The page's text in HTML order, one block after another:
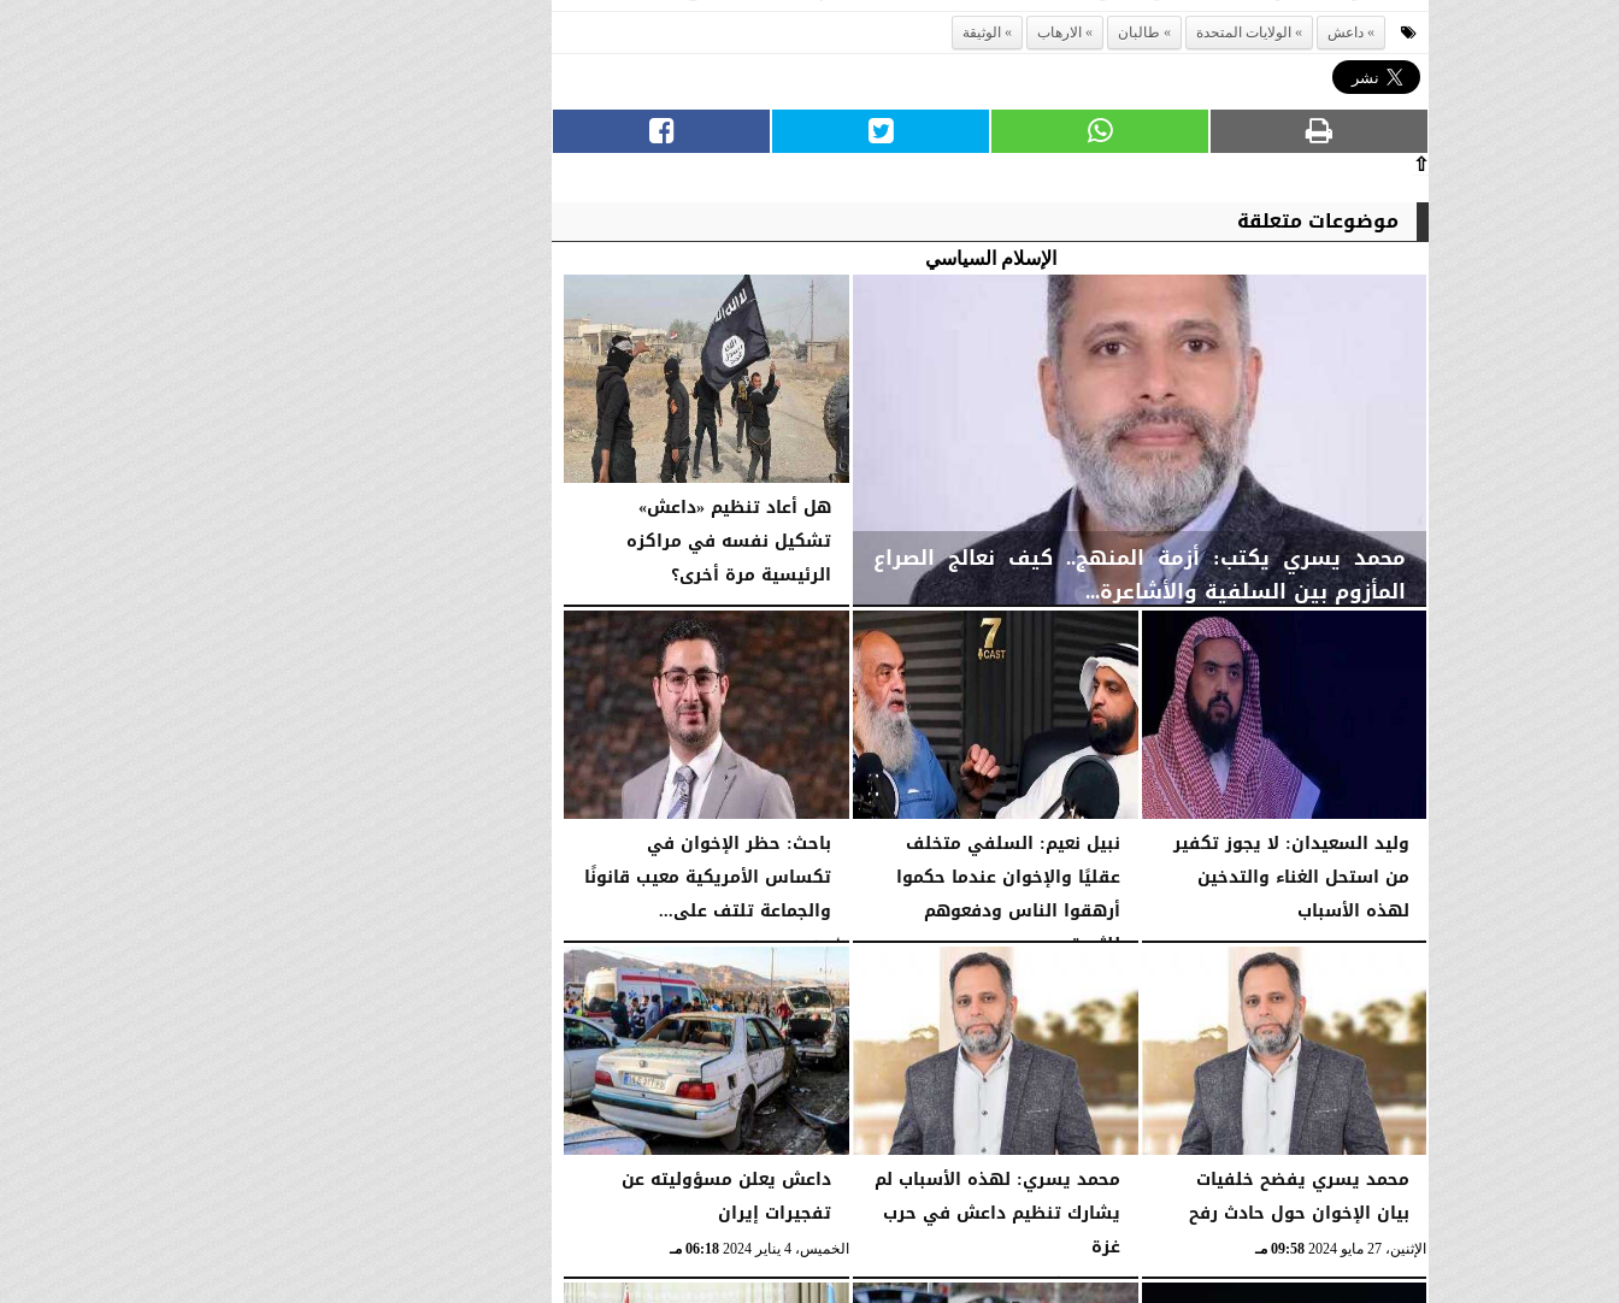
داعش الولايات المتحدة طالبان الارهاب الوثيقة
⇧
موضوعات متعلقة
الإسلام السياسي
محمد يسري يكتب: أزمة المنهج.. كيف نعالج الصراع
المأزوم بين السلفية والأشاعرة...
هل أعاد تنظيم «داعش»
تشكيل نفسه في مراكزه
الرئيسية مرة أخرى؟
الجمعة، 26 ديسمبر 2025 06:09 مـ
وليد السعيدان: لا يجوز تكفير
من استحل الغناء والتدخين
لهذه الأسباب
الإثنين، 15 ديسمبر 2025 10:27 مـ
نبيل نعيم: السلفي متخلف
عقليًا والإخوان عندما حكموا
أرهقوا الناس ودفعوهم
للثورة
01:02 مـ
باحث: حظر الإخوان في
تكساس الأمريكية معيب قانونًا
والجماعة تلتف على...
الأربعاء، 19 نوفمبر 2025 07:59 مـ
محمد يسري يفضح خلفيات
بيان الإخوان حول حادث رفح
الإثنين، 27 مايو 2024 09:58 مـ
محمد يسري: لهذه الأسباب لم
يشارك تنظيم داعش في حرب
غزة
الخميس، 4 يناير 2024 06:51 مـ
داعش يعلن مسؤوليته عن
تفجيرات إيران
الخميس، 4 يناير 2024 06:18 مـ